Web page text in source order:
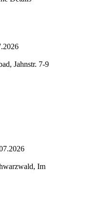
Jahnstr. 7-9
Im